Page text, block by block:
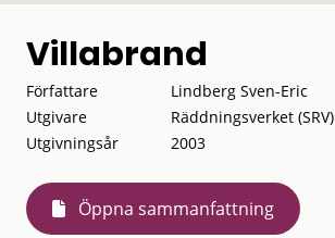
Villabrand
Författare
Lindberg Sven-Eric
Utgivare
Räddningsverket (SRV)
Utgivningsår
2003
Öppna sammanfattning